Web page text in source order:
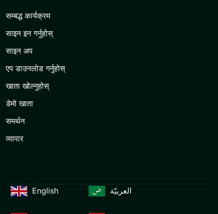
सम्बद्ध कार्यक्रम
साइन इन गर्नुहोस्
साइन अप
एप डाउनलोड गर्नुहोस्
खाता खोल्नुहोस्
डेमो खाता
समर्थन
व्यापार
English العربيّة